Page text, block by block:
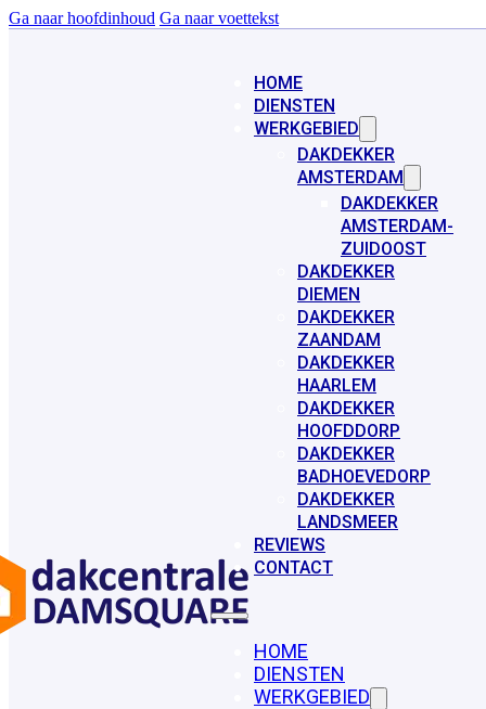
Ga naar hoofdinhoud Ga naar voettekst
HOME
DIENSTEN
WERKGEBIED
DAKDEKKER
AMSTERDAM
DAKDEKKER
AMSTERDAM-
ZUIDOOST
DAKDEKKER
DIEMEN
DAKDEKKER
ZAANDAM
DAKDEKKER
HAARLEM
DAKDEKKER
HOOFDDORP
DAKDEKKER
BADHOEVEDORP
DAKDEKKER
LANDSMEER
REVIEWS
CONTACT
HOME
DIENSTEN
WERKGEBIED